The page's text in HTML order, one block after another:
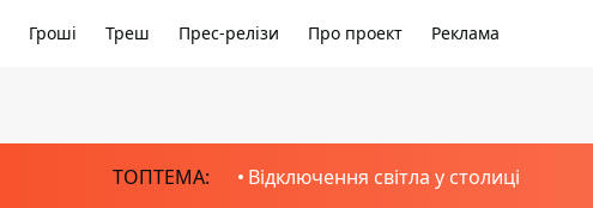
Гроші Треш Прес-релізи Про проект Реклама
ТОПТЕМА: Відключення світла у столиці